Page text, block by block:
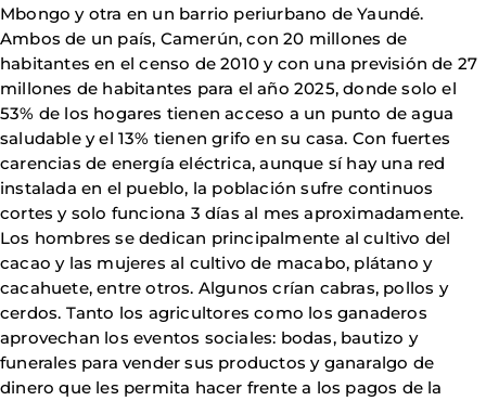
Mbongo y otra en un barrio periurbano de Yaundé.
Ambos de un país, Camerún, con 20 millones de
habitantes en el censo de 2010 y con una previsión de 27
millones de habitantes para el año 2025, donde solo el
53% de los hogares tienen acceso a un punto de agua
saludable y el 13% tienen grifo en su casa. Con fuertes
carencias de energía eléctrica, aunque sí hay una red
instalada en el pueblo, la población sufre continuos
cortes y solo funciona 3 días al mes aproximadamente.
Los hombres se dedican principalmente al cultivo del
cacao y las mujeres al cultivo de macabo, plátano y
cacahuete, entre otros. Algunos crían cabras, pollos y
cerdos. Tanto los agricultores como los ganaderos
aprovechan los eventos sociales: bodas, bautizo y
funerales para vender sus productos y ganaralgo de
dinero que les permita hacer frente a los pagos de la